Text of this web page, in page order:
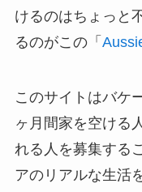
けるのはちょっ
るのがこの「
このサイトはバケ
ヶ月間家を空ける
れる人を募集する
アのリアルな生活